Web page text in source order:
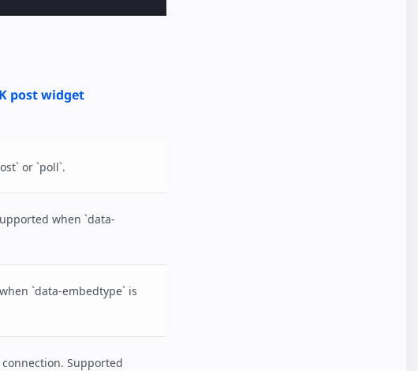
post widget
or `poll`.
when `data-
`data-embedtype` is
Supported